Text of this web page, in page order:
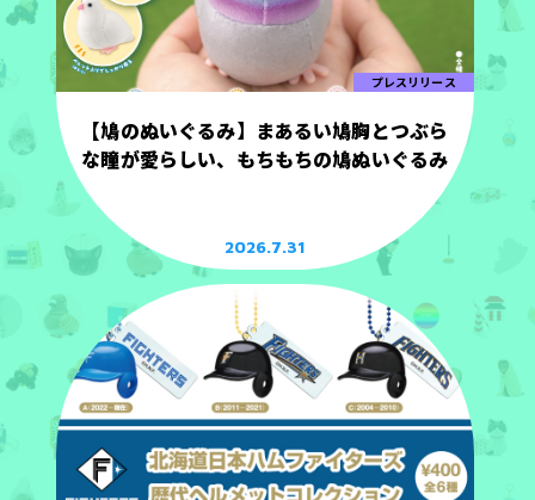
プレスリリース
【鳩のぬいぐるみ】まあるい鳩胸とつぶら
な瞳が愛らしい、もちもちの鳩ぬいぐるみ
2026.7.31